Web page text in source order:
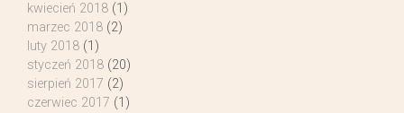
kwiecień 2018 (1)
marzec 2018 (2)
luty 2018 (1)
styczeń 2018 (20)
sierpień 2017 (2)
czerwiec 2017 (1)